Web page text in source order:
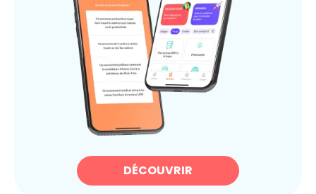
DÉCOUVRIR